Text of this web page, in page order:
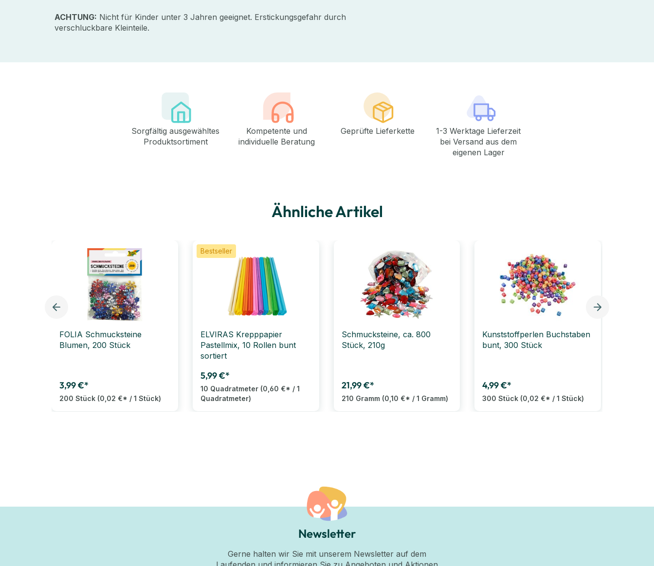
ACHTUNG: Nicht für Kinder unter 3 Jahren geeignet. Erstickungsgefahr durch
verschluckbare Kleinteile.
Sorgfältig ausgewähltes
Produktsortiment
Kompetente und
individuelle Beratung
Geprüfte Lieferkette
1-3 Werktage Lieferzeit
bei Versand aus dem
eigenen Lager
Ähnliche Artikel
FOLIA Schmucksteine
Blumen, 200 Stück
3,99 €*
200 Stück (0,02 €* / 1 Stück)
Bestseller
ELVIRAS Krepppapier
Pastellmix, 10 Rollen bunt
sortiert
5,99 €*
10 Quadratmeter (0,60 €* / 1
Quadratmeter)
Schmucksteine, ca. 800
Stück, 210g
21,99 €*
210 Gramm (0,10 €* / 1 Gramm)
Kunststoffperlen Buchstaben
bunt, 300 Stück
4,99 €*
300 Stück (0,02 €* / 1 Stück)
Newsletter
Gerne halten wir Sie mit unserem Newsletter auf dem